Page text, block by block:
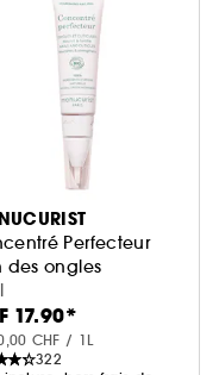
Perfecteur
des ongles
17.90*
CHF / 1L
322